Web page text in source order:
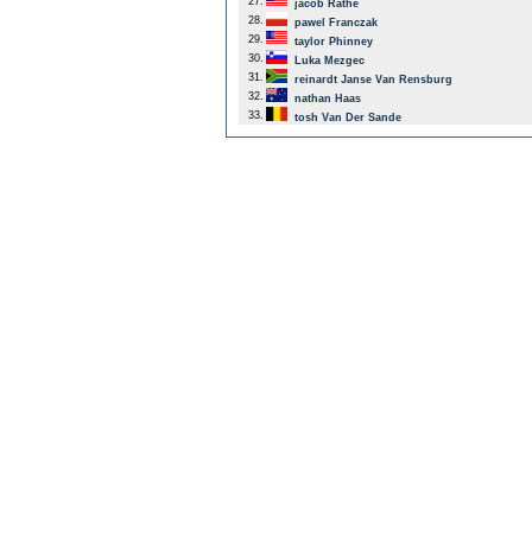
jacob Rathe
28.
pawel Franczak
29.
taylor Phinney
30.
Luka Mezgec
31.
reinardt Janse Van Rensburg
32.
nathan Haas
33.
tosh Van Der Sande